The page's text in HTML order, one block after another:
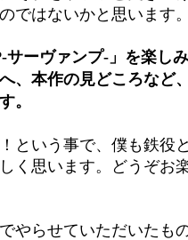
ではないかと思います
ーヴァンプ-」を楽し
、本作の見どころなど
。
という事で、僕も鉄役
く思います。どうぞお
やらせていただいたも